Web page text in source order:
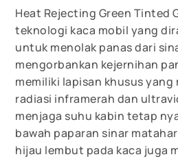
Heat Rejecting Green Tinted
teknologi kaca mobil yang
untuk menolak panas dari
mengorbankan kejernihan
memiliki lapisan khusus yang
radiasi inframerah dan
menjaga suhu kabin tetap
bawah paparan sinar
hijau lembut pada kaca juga